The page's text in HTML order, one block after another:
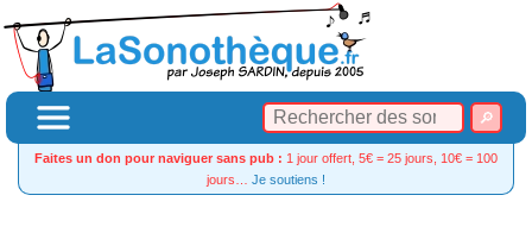
Faites un don pour naviguer sans pub : 1 jour offert, 5€ = 25 jours, 10€ = 100
jours… Je soutiens !